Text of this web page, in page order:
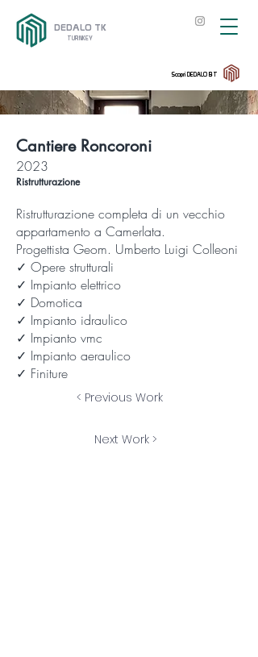
DEDALO TK
TURNKEY
Scopri DEDALO BT
Cantiere Roncoroni
2023
Ristrutturazione
Ristrutturazione completa di un vecchio
appartamento a Camerlata.
Progettista Geom. Umberto Luigi Colleoni
✓ Opere strutturali
✓ Impianto elettrico
✓ Domotica
✓ Impianto idraulico
✓ Impianto vmc
✓ Impianto aeraulico
✓ Finiture
< Previous Work
Next Work >